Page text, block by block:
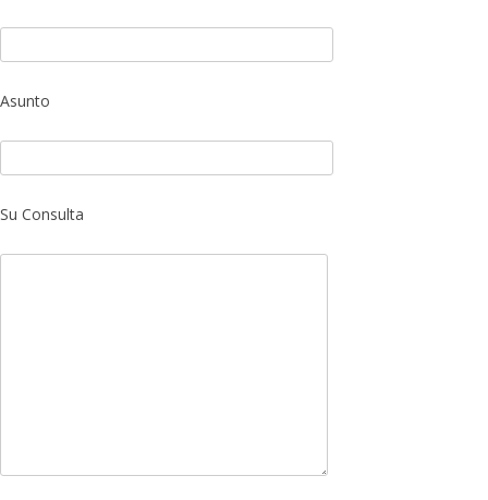
Asunto
Su Consulta